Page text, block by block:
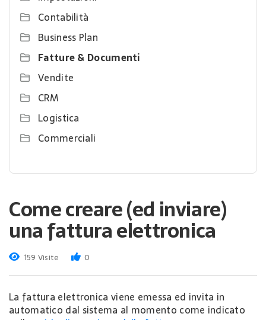
Contabilità
Business Plan
Fatture & Documenti
Vendite
CRM
Logistica
Commerciali
Come creare (ed inviare)
una fattura elettronica
159 Visite 0
La fattura elettronica viene emessa ed invita in
automatico dal sistema al momento come indicato